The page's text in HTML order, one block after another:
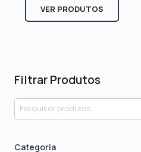
Filtrar Produtos
Categoria
VER PRODUTOS